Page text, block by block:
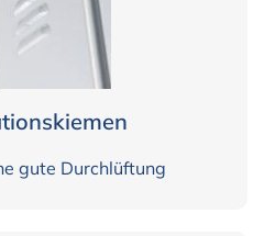
gute Durchlüftung